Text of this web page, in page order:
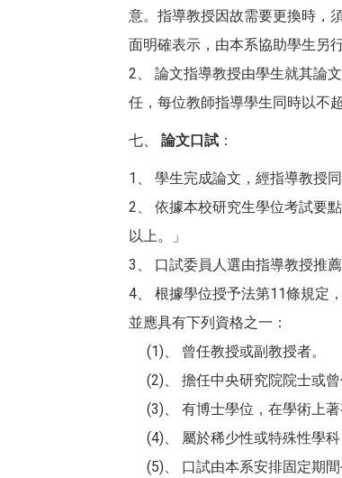
意。指導教授因故需要更換時，
面明確表示，由本系協助學生另
2、 論文指導教授由學生就其論
任，每位教師指導學生同時以不
七、 論文口試 ：
1、 學生完成論文，經指導教授
2、 依據本校研究生學位考試要
以上。」
3、 口試委員人選由指導教授推
4、 根據學位授予法第11條規定
並應具有下列資格之一：
(1)、 曾任教授或副教授者。
(2)、 擔任中央研究院院士或曾
(3)、 有博士學位，在學術上著
(4)、 屬於稀少性或特殊性學科
(5)、 口試由本系安排固定期間